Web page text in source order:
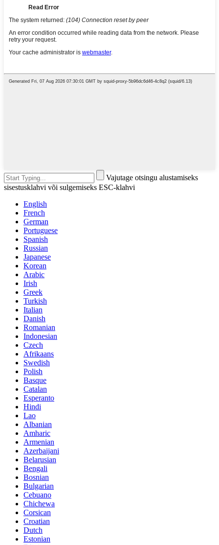
Vajutage otsingu alustamiseks
sisestusklahvi või sulgemiseks ESC-klahvi
English
French
German
Portuguese
Spanish
Russian
Japanese
Korean
Arabic
Irish
Greek
Turkish
Italian
Danish
Romanian
Indonesian
Czech
Afrikaans
Swedish
Polish
Basque
Catalan
Esperanto
Hindi
Lao
Albanian
Amharic
Armenian
Azerbaijani
Belarusian
Bengali
Bosnian
Bulgarian
Cebuano
Chichewa
Corsican
Croatian
Dutch
Estonian